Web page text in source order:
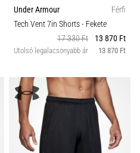
Under Armour
Férfi
Tech Vent 7in Shorts- Fekete
17 330 Ft
13 870 Ft
Utolsó legalacsonyabb ár 13 870 Ft